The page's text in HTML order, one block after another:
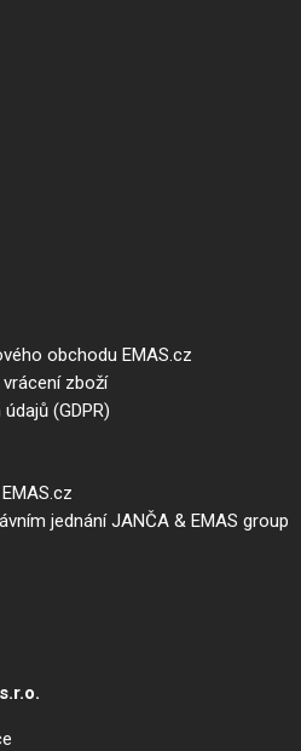
obchodu EMAS.cz
zboží
(GDPR)
jednání JANČA & EMAS group